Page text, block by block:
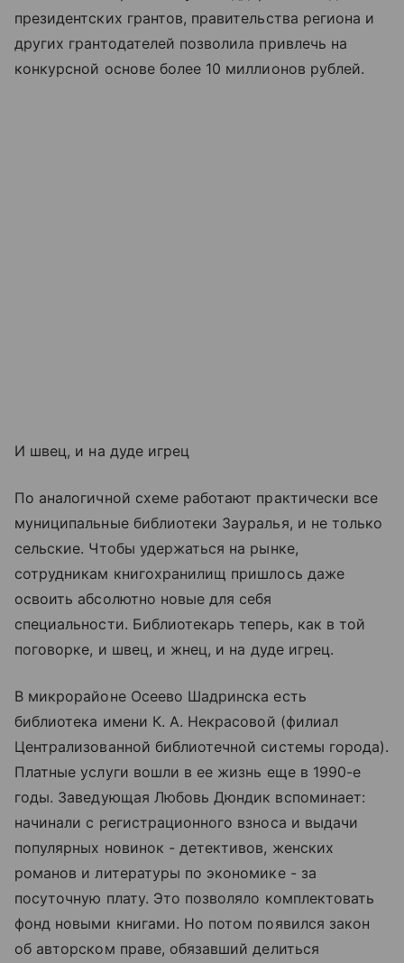
президентских грантов, правительства региона и
других грантодателей позволила привлечь на
конкурсной основе более 10 миллионов рублей.
И швец, и на дуде игрец
По аналогичной схеме работают практически все
муниципальные библиотеки Зауралья, и не только
сельские. Чтобы удержаться на рынке,
сотрудникам книгохранилищ пришлось даже
освоить абсолютно новые для себя
специальности. Библиотекарь теперь, как в той
поговорке, и швец, и жнец, и на дуде игрец.
В микрорайоне Осеево Шадринска есть
библиотека имени К. А. Некрасовой (филиал
Централизованной библиотечной системы города).
Платные услуги вошли в ее жизнь еще в 1990-е
годы. Заведующая Любовь Дюндик вспоминает:
начинали с регистрационного взноса и выдачи
популярных новинок - детективов, женских
романов и литературы по экономике - за
посуточную плату. Это позволяло комплектовать
фонд новыми книгами. Но потом появился закон
об авторском праве, обязавший делиться